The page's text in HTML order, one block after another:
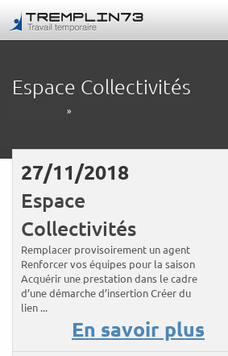
Espace Collectivités
»
27/11/2018
Espace
Collectivités
Remplacer provisoirement un agent
Renforcer vos équipes pour la saison
Acquérir une prestation dans le cadre
d’une démarche d’insertion Créer du
lien ...
En savoir plus